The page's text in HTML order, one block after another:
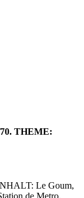
THEME:
Le Goum,
de Metro,